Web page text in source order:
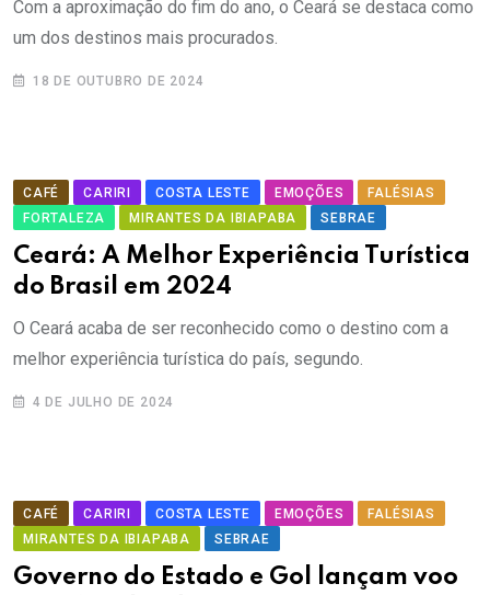
Com a aproximação do fim do ano, o Ceará se destaca como
um dos destinos mais procurados.
18 DE OUTUBRO DE 2024
CAFÉ CARIRI COSTA LESTE EMOÇÕES
FALÉSIAS
FORTALEZA
MIRANTES DA IBIAPABA SEBRAE
Ceará: A Melhor Experiência Turística
do Brasil em 2024
O Ceará acaba de ser reconhecido como o destino com a
melhor experiência turística do país, segundo.
4 DE JULHO DE 2024
CAFÉ CARIRI COSTA LESTE EMOÇÕES
FALÉSIAS
MIRANTES DA IBIAPABA
SEBRAE
Governo do Estado e Gol lançam voo